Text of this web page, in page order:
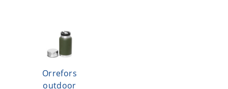
Orrefors
outdoor